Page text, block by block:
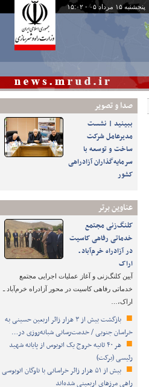
پنجشنبه ۱۵ مرداد ۰۵ - ۱۵:۰۲
صدا و تصوير
ببینید | نشست
مدیرعامل شرکت
ساخت و توسعه با
سرمایه‌گذاران آزادراهی
کشور
عناوین برتر
کلنگ‌زنی مجتمع
خدماتی رفاهی کاسیت
در آزادراه خرم‌آباد ـ
اراک
آیین کلنگ‌زنی و آغاز عملیات اجرایی مجتمع
خدماتی رفاهی کاسیت در محور آزادراه خرم‌آباد ـ
اراک،…
بازگشت بیش از ۳ هزار زائر اربعین حسینی به
خراسان جنوبی / خدمت‌رسانی شبانه‌روزی در…
هر ۴۰ ثانیه خروج یک اتوبوس از پایانه شهید
رئیسی (برکت)
بیش از ۵۱ هزار زائر خراسانی با ناوگان اتوبوسی
راهی مرزهای اربعینی شده‌اند